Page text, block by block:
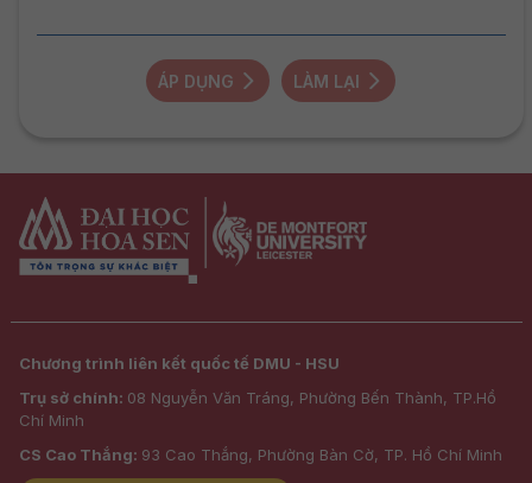
ÁP DỤNG LÀM LẠI
Chương trình liên kết quốc tế DMU - HSU
Trụ sở chính: 08 Nguyễn Văn Tráng, Phường Bến Thành, TP.Hồ
Chí Minh
CS Cao Thắng: 93 Cao Thắng, Phường Bàn Cờ, TP. Hồ Chí Minh